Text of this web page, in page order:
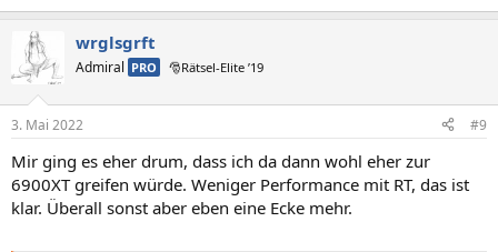
wrglsgrft
Admiral PRO 🎅Rätsel-Elite ’19
3. Mai 2022 #9
Mir ging es eher drum, dass ich da dann wohl eher zur
6900XT greifen würde. Weniger Performance mit RT, das ist
klar. Überall sonst aber eben eine Ecke mehr.